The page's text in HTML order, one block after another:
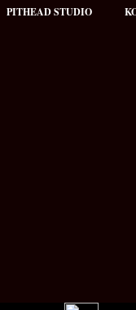
PITHEAD STUDIO